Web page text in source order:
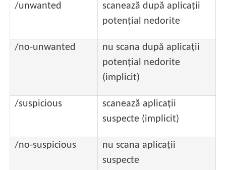
/unwanted
scanează după aplicații
potențial nedorite
/no-unwanted
nu scana după aplicații
potențial nedorite
(implicit)
/suspicious
scanează aplicații
suspecte (implicit)
/no-suspicious
nu scana aplicații
suspecte